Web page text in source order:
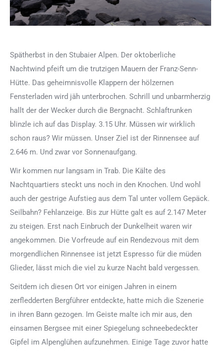
Spätherbst in den Stubaier Alpen. Der oktoberliche
Nachtwind pfeift um die trutzigen Mauern der Franz-Senn-
Hütte. Das geheimnisvolle Klappern der hölzernen
Fensterladen wird jäh unterbrochen. Schrill und unbarmherzig
hallt der der Wecker durch die Bergnacht. Schlaftrunken
blinzle ich auf das Display. 3.15 Uhr. Müssen wir wirklich
schon raus? Wir müssen. Unser Ziel ist der Rinnensee auf
2.646 m. Und zwar vor Sonnenaufgang.
Wir kommen nur langsam in Trab. Die Kälte des
Nachtquartiers steckt uns noch in den Knochen. Und wohl
auch der gestrige Aufstieg aus dem Tal unter vollem Gepäck.
Seilbahn? Fehlanzeige. Bis zur Hütte galt es auf 2.147 Meter
zu steigen. Erst nach Einbruch der Dunkelheit waren wir
angekommen. Die Vorfreude auf ein Rendezvous mit dem
morgendlichen Rinnensee ist jetzt Espresso für die müden
Glieder, lässt mich die viel zu kurze Nacht bald vergessen.
Seitdem ich diesen Ort vor einigen Jahren in einem
zerfledderten Bergführer entdeckte, hatte mich die Szenerie
in ihren Bann gezogen. Im Geiste malte ich mir aus, den
einsamen Bergsee mit einer Spiegelung schneebedeckter
Gipfel im Alpenglühen aufzunehmen. Einige Tage zuvor hatte